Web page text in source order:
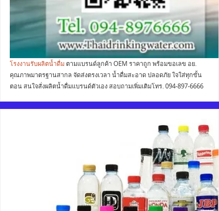
โรงงานรับผลิตน้ำดื่ม ตามแบรนด์ลูกค้า OEM ราคาถูก พร้อมขอเลข อย.
คุณภาพมาตรฐานสากล จัดส่งตรงเวลา น้ำดื่มสะอาด ปลอดภัย ใจใส่ทุกขั้น
ตอน สนใจสั่งผลิตน้ำดื่มแบรนด์ตัวเอง สอบถามเพิ่มเติมโทร. 094-897-6666